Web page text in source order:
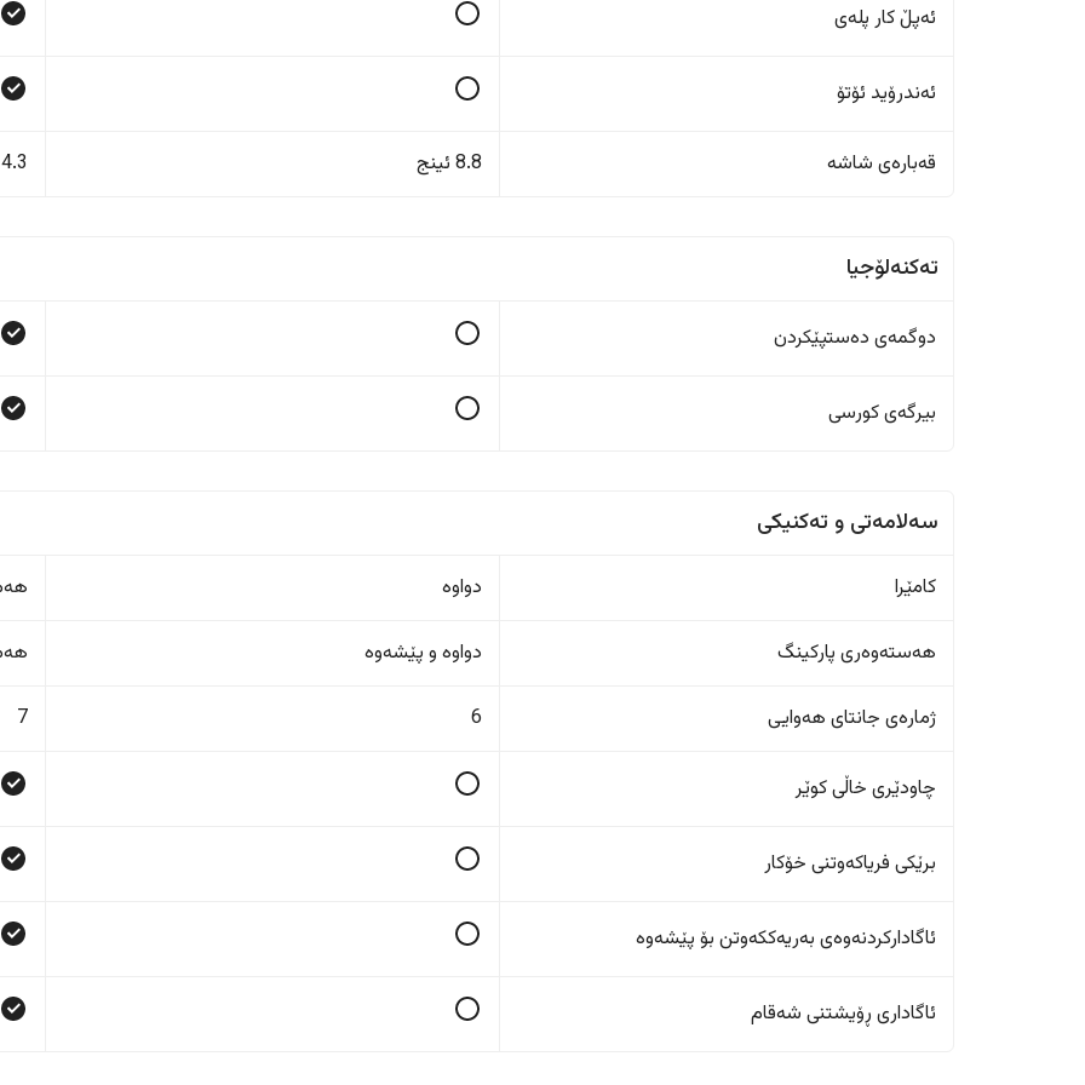
ئەپڵ کار پلەی
ئەندرۆید ئۆتۆ
قەبارەی شاشە 8.8 ئینج 14.3
تەکنەلۆجیا
دوگمەی دەستپێکردن
بیرگەی کورسی
سەلامەتی و تەکنیکی
کامێرا دواوە
هەستەوەری پارکینگ دواوە و پێشەوە
ژمارەی جانتای هەوایی 6
7
چاودێری خاڵی کوێر
برێکی فریاکەوتنی خۆکار
ئاگادارکردنەوەی بەریەککەوتن بۆ پێشەوە
ئاگاداری ڕۆیشتنی شەقام